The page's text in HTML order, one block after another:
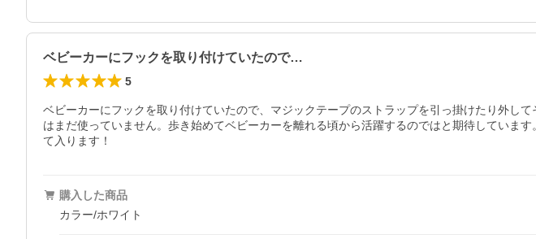
ベビーカーにフックを取り付けていたので…
5
ベビーカーにフックを取り付けていたので、マジックテープのストラップを引っ掛けたり外し
はまだ使っていません。歩き始めてベビーカーを離れる頃から活躍するのではと期待していま
て入ります！
購入した商品
カラー/ホワイト